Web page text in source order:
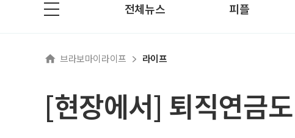
전체뉴스 피플
브라보마이라이프 라이프
[현장에서] 퇴직연금